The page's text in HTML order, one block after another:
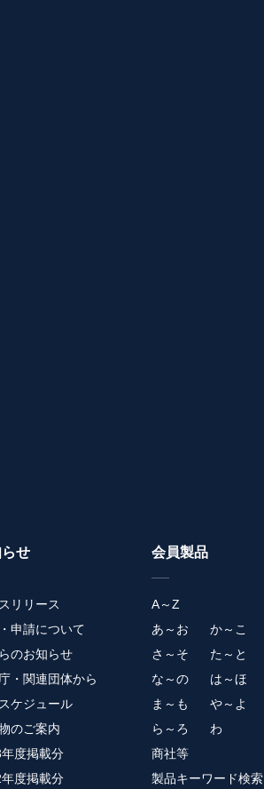
せ
リリース
申請について
のお知らせ
・関連団体から
ケジュール
のご案内
度掲載分
度掲載分
会員製品
A～Z
あ～お
か～こ
さ～そ
た～と
な～の
は～ほ
ま～も
や～よ
ら～ろ
わ
商社等
製品キーワード検索